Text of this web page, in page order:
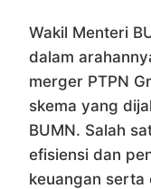
Wakil Menteri
dalam
merger PTPN
skema yang
BUMN. Salah
efisiensi dan
keuangan serta